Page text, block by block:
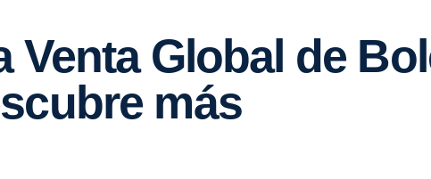
Venta Global de
más